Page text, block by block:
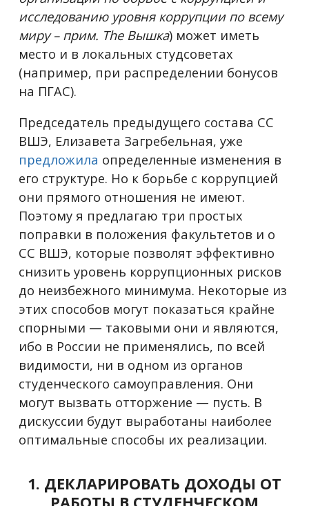
исследованию уровня коррупции по всему
миру– прим. The Вышка) может иметь
место и в локальных студсоветах
(например, при распределении бонусов
на ПГАС).
Председатель предыдущего состава СС
ВШЭ, Елизавета Загребельная, уже
предложила определенные изменения в
его структуре. Но к борьбе с коррупцией
они прямого отношения не имеют.
Поэтому я предлагаю три простых
поправки в положения факультетов и о
СС ВШЭ, которые позволят эффективно
снизить уровень коррупционных рисков
до неизбежного минимума. Некоторые из
этих способов могут показаться крайне
спорными — таковыми они и являются,
ибо в России не применялись, по всей
видимости, ни в одном из органов
студенческого самоуправления. Они
могут вызвать отторжение — пусть. В
дискуссии будут выработаны наиболее
оптимальные способы их реализации.
1. ДЕКЛАРИРОВАТЬ ДОХОДЫ ОТ